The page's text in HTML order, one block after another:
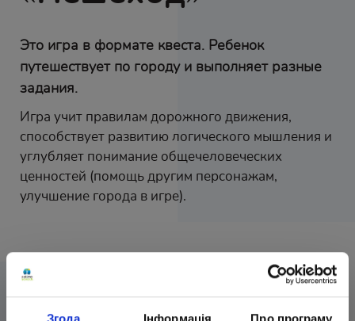
Згода Інформація Про програму
Это игра в формате квеста. Ребенок
путешествует по городу и выполняет разные
задания.
Игра учит правилам дорожного движения,
способствует развитию логического мышления и
углубляет понимание общечеловеческих
ценностей (помощь другим персонажам,
улучшение города в игре).